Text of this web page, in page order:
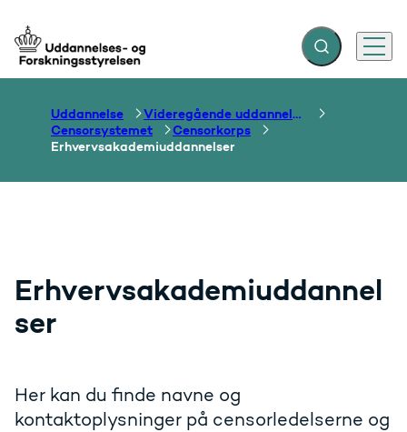
Gå til forsiden Fold søgefelt ud
Menu
Uddannelse
Videregående uddannelser
Censorsystemet
Censorkorps
Erhvervsakademiuddannelser
Erhvervsakademiuddannel
ser
Her kan du finde navne og
kontaktoplysninger på censorledelserne og